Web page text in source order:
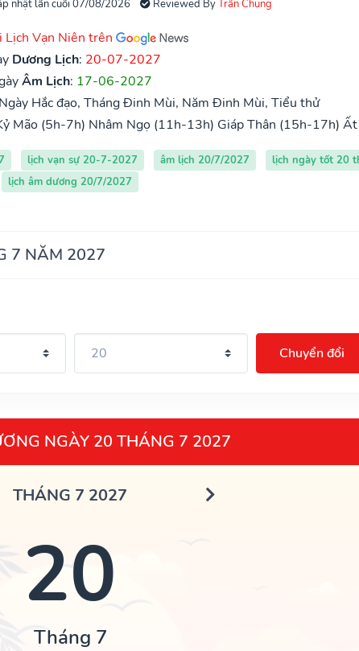
nhật lần cuối 07/08/2026 Reviewed ByTrần Chung
Lịch Vạn Niên trên
Dương Lịch: 20-07-2027
Âm Lịch: 17-06-2027
Hắc đạo, Tháng Đinh Mùi, Năm Đinh Mùi, Tiểu thử
Mão (5h-7h) Nhâm Ngọ (11h-13h) Giáp Thân (15h-17h) Ất
lịch vạn sự 20-7-2027 âm lịch 20/7/2027
lịch ngày tốt 20
lịch âm dương 20/7/2027
7 NĂM 2027
Chuyển đổi
NGÀY 20 THÁNG 7 2027
THÁNG 7 2027
20
Tháng 7